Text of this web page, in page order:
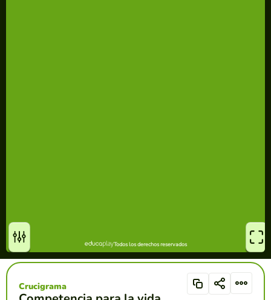
Crucigrama